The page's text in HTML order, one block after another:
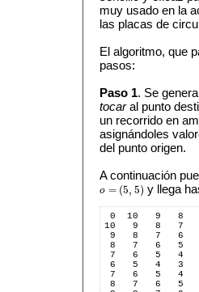
muy usado en la
las placas de
El algoritmo, que
pasos:
Paso 1. Se
tocaral punto
un recorrido en
asignándoles
del punto origen.
A continuación
o = (5, 5)
o= (5 5) y llega
0  10   9   8
10   9   8   7
9   8   7   6
8   7   6   5
7   6   5   4
6   5   4   3
7   6   5   4
8   7   6   5